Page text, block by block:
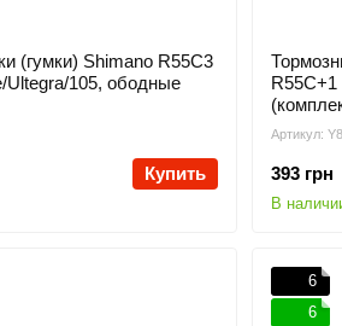
(гумки) Shimano R55C3
Ultegra/105, ободные
Купить
Артикул:
393 грн
В
6
6